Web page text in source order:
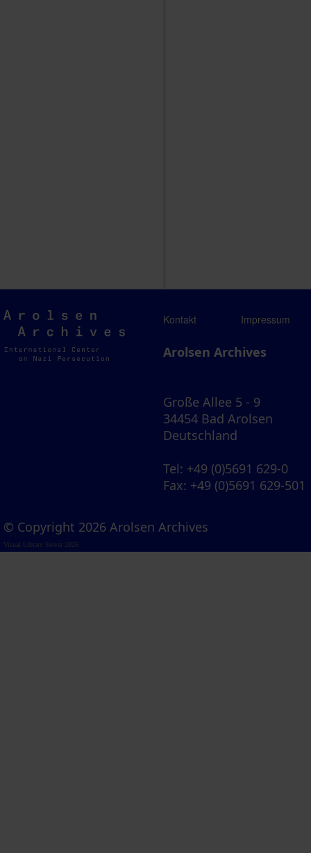
Arolsen
Archives
Kontakt Impressum
Arolsen Archives
Große Allee 5 - 9
34454 Bad Arolsen
Deutschland
Tel: +49 (0)5691 629-0
Fax: +49 (0)5691 629-501
© Copyright 2026 Arolsen Archives
Visual Library Server 2026